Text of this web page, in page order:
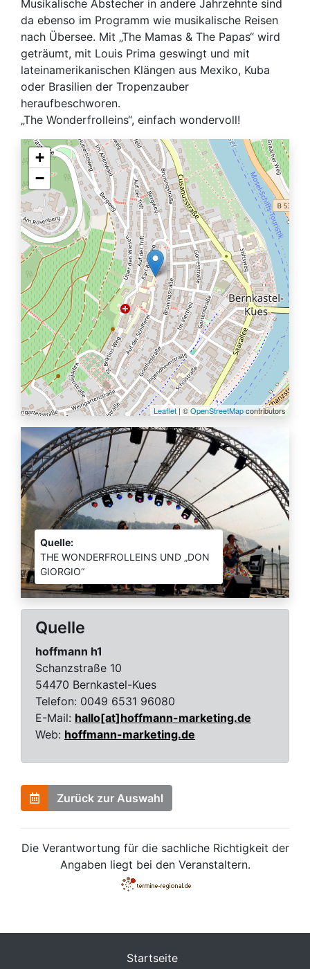
Musikalische Abstecher in andere Jahrzehnte sind
da ebenso im Programm wie musikalische Reisen
nach Übersee. Mit „The Mamas & The Papas“ wird
geträumt, mit Louis Prima geswingt und mit
lateinamerikanischen Klängen aus Mexiko, Kuba
oder Brasilien der Tropenzauber
heraufbeschworen.
„The Wonderfrolleins“, einfach wondervoll!
+
−
Leaflet| ©OpenStreetMapcontributors
Quelle:
THE WONDERFROLLEINS UND „DON
GIORGIO“
Quelle
hoffmann h1
Schanzstraße 10
54470 Bernkastel-Kues
Telefon: 0049 6531 96080
E-Mail: hallo[at]hoffmann-marketing.de
Web: hoffmann-marketing.de
Zurück zur Auswahl
Die Verantwortung für die sachliche Richtigkeit der
Angaben liegt bei den Veranstaltern.
Startseite